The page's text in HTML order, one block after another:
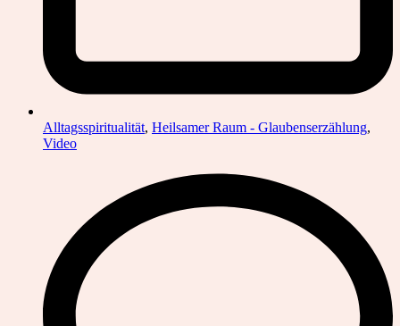
Alltagsspiritualität, Heilsamer Raum - Glaubenserzählung,
Video